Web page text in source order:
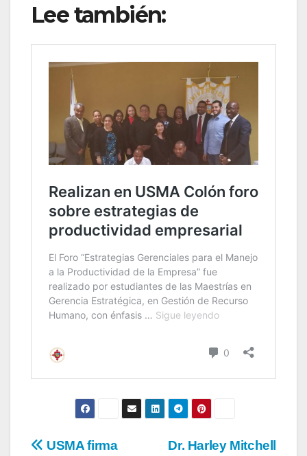
Lee también:
Dr. Harley Mitchell
USMA firma